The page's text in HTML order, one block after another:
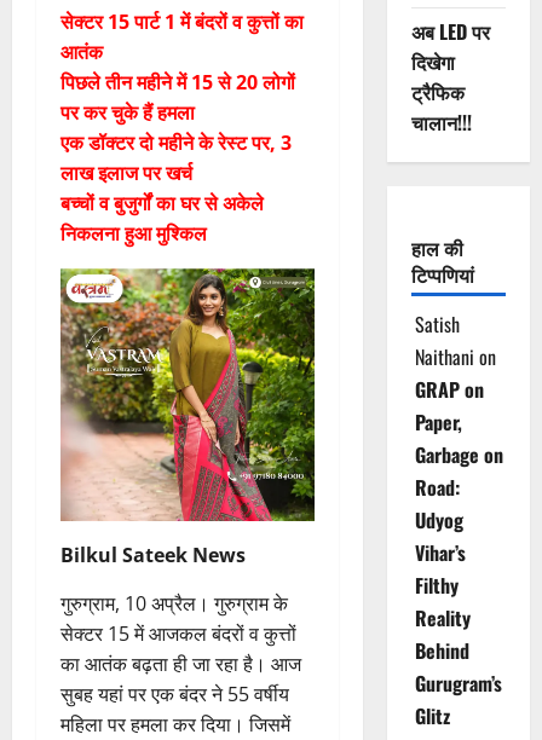
सेक्टर 15 पार्ट 1 में बंदरों व कुत्तों का
आतंक
पिछले तीन महीने में 15 से 20 लोगों
पर कर चुके हैं हमला
एक डॉक्टर दो महीने के रेस्ट पर, 3
लाख इलाज पर खर्च
बच्चों व बुजुर्गों का घर से अकेले
निकलना हुआ मुश्किल
Bilkul Sateek News
गुरुग्राम, 10 अप्रैल। गुरुग्राम के
सेक्टर 15 में आजकल बंदरों व कुत्तों
का आतंक बढ़ता ही जा रहा है। आज
सुबह यहां पर एक बंदर ने 55 वर्षीय
महिला पर हमला कर दिया। जिसमें
अब LED पर
दिखेगा
ट्रैफिक
चालान!!!
हाल की
टिप्पणियां
Satish
Naithani on
GRAP on
Paper,
Garbage on
Road:
Udyog
Vihar’s
Filthy
Reality
Behind
Gurugram’s
Glitz